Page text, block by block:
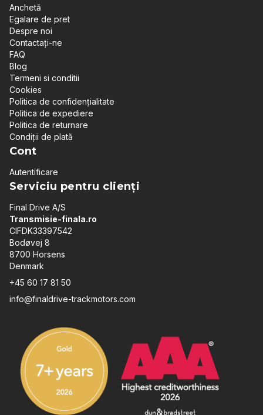
Anchetă
Egalare de pret
Despre noi
Contactați-ne
FAQ
Blog
Termeni si conditii
Cookies
Politica de confidențialitate
Politica de expediere
Politica de returnare
Condiții de plată
Cont
Autentificare
Serviciu pentru clienți
Final Drive A/S
Transmisie-finala.ro
CIFDK33397542
Bodøvej 8
8700 Horsens
Denmark
+45 60 17 81 50
info@finaldrive-trackmotors.com